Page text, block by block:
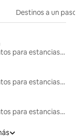
Destinos a un
Alojamientos para estancias largas
Alojamientos para estancias largas
Alojamientos para estancias largas